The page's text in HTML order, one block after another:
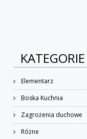
Elementarz
Boska Kuchnia
Zagrożenia duchowe
Różne